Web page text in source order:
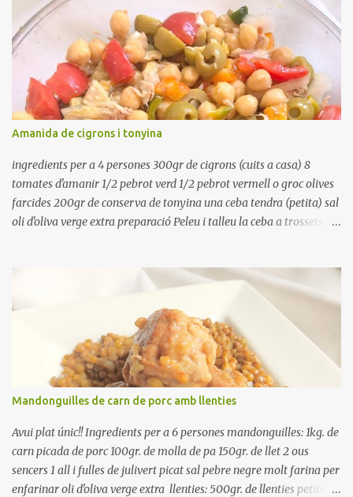
quan arrenca el bull, canvieu l'aigua bullint, per aigua freda,
repetiu dues o tres vegades, abaixeu el foc i atureu la ebullició, dues
o tres vegades afegint aigua freda, han de coure a foc baix, quasi
be, sense bullir i sempre sempre, amb l'olla tapada, entre 1 hora i 1
hora i mitja. Saleu 10 minuts abans de retirar del foc. Heu de veure
vosaltres el moment en que ja estan cuites. Anotacions Deixeu
refredar en la mateixa olla. El caldo de coure els fesols, es pot
utilitzar per una crema o sopa. Ingredientes judias -agua -sal
Preparación Ponga las judías a r...
Amanida de cigrons i tonyina
ingredients per a 4 persones 300gr de cigrons (cuits a casa) 8
tomates d'amanir 1/2 pebrot verd 1/2 pebrot vermell o groc olives
farcides 200gr de conserva de tonyina una ceba tendra (petita) sal
oli d'oliva verge extra preparació Peleu i talleu la ceba a trossets i
Renteu les tomates i talleu-les a octaus. Talleu les olives a
rodanxes. Una hora abans de portar a la taula, poseu els cigrons,
ben escorreguts, en un bol, amb la resta d'ingredients: les tomates,
el pebrot, la ceba, (escorreguda), les olives i la tonyina esmicolada.
Amaniu amb sal i oli... bon profit!!
Mandonguilles de carn de porc amb llenties
Avui plat únic!! Ingredients per a 6 persones mandonguilles: 1kg. de
carn picada de porc 100gr. de molla de pa 150gr. de llet 2 ous
sencers 1 all i fulles de julivert picat sal pebre negre molt farina per
enfarinar oli d'oliva verge extra llenties: 500gr. de llenties petites